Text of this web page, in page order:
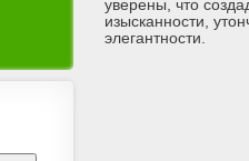
уверены, что
изысканности,
элегантности.